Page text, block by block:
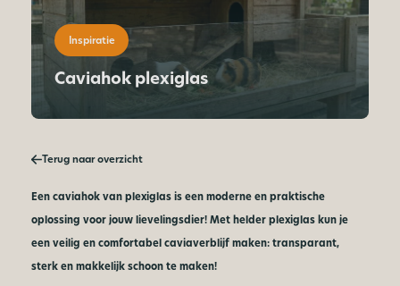
Inspiratie
Caviahok plexiglas
Terug naar overzicht
Een caviahok van plexiglas is een moderne en praktische
oplossing voor jouw lievelingsdier! Met helder plexiglas kun je
een veilig en comfortabel caviaverblijf maken: transparant,
sterk en makkelijk schoon te maken!